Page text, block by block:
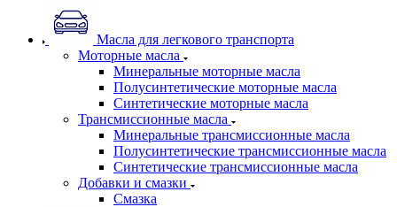
Масла для легкового транспорта
Моторные масла
Минеральные моторные масла
Полусинтетические моторные масла
Синтетические моторные масла
Трансмиссионные масла
Минеральные трансмиссионные масла
Полусинтетические трансмиссионные масла
Синтетические трансмиссионные масла
Добавки и смазки
Смазка